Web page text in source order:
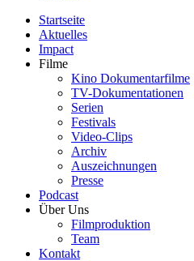
Startseite
Aktuelles
Impact
Filme
Kino Dokumentarfilme
TV-Dokumentationen
Serien
Festivals
Video-Clips
Archiv
Auszeichnungen
Presse
Podcast
Über Uns
Filmproduktion
Team
Kontakt